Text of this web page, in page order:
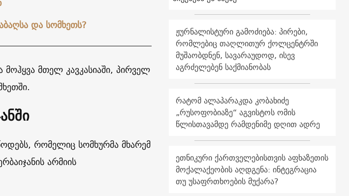
და სომხეთს?
მთელ კავკასიაში, პირველ
რომელიც სომხურმა მხარემ
არმიის
ჟურნალისტური გამოძიება: პირები,
რომლებიც თაღლითურ ქოლცენტრში
მუშაობდნენ, სავარაუდოდ, ისევ
აგრძელებენ საქმიანობას
რატომ ალაპარაკდა კობახიძე
„რუსოფობიაზე“ აგვისტოს ომის
წლისთავამდე რამდენიმე დღით ადრე
ეთნიკური ქართველებისთვის აფხაზეთის
მოქალაქეობის აღდგენა: ინტეგრაცია
თუ უსაფრთხოების მუქარა?